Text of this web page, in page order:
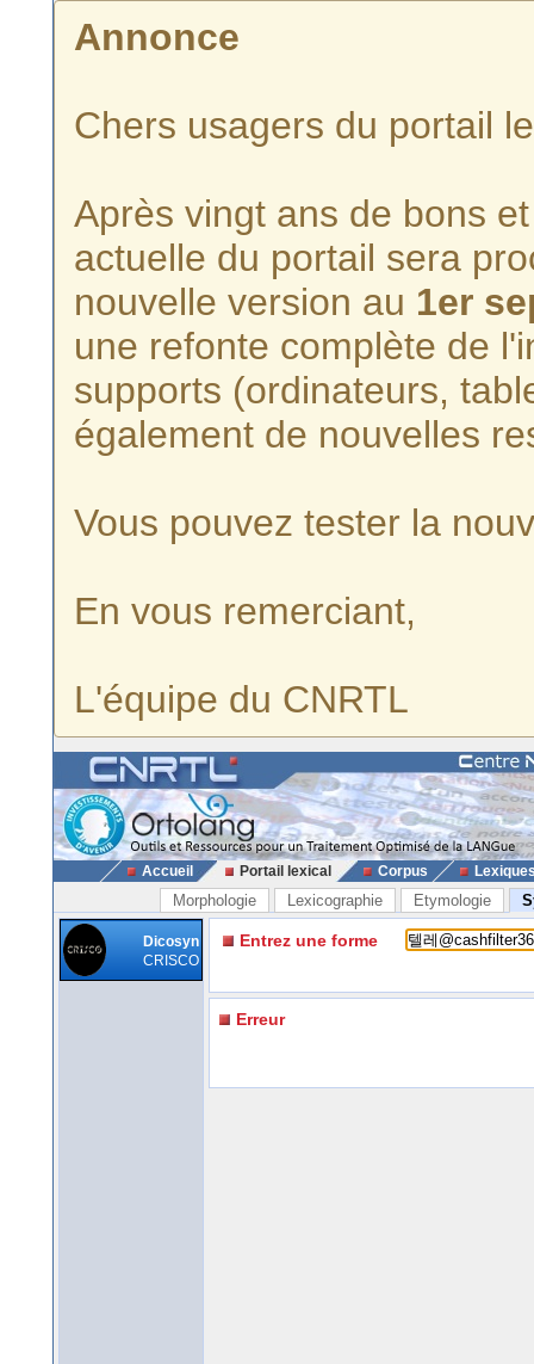
Annonce
Chers usagers du portail
Après vingt ans de bons
actuelle du portail sera
nouvelle version au 1er
une refonte complète de
supports (ordinateurs,
également de nouvelles
Vous pouvez tester la
En vous remerciant,
L'équipe du CNRTL
Accueil Portail lexical Corpus
Morphologie Lexicographie Etymologie
Dicosyn
CRISCO
Entrez une forme
Erreur